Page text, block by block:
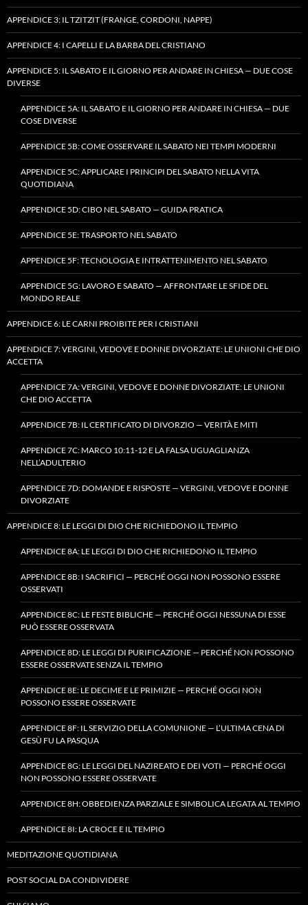
APPENDICE 3: IL TZITZIT (FRANGE, CORDONI, NAPPE)
APPENDICE 4: I CAPELLI E LA BARBA DEL CRISTIANO
APPENDICE 5: IL SABATO E IL GIORNO PER ANDARE IN CHIESA — DUE COSE
DIVERSE
APPENDICE 5A: IL SABATO E IL GIORNO PER ANDARE IN CHIESA — DUE
COSE DIVERSE
APPENDICE 5B: COME OSSERVARE IL SABATO NEI TEMPI MODERNI
APPENDICE 5C: APPLICARE I PRINCIPI DEL SABATO NELLA VITA
QUOTIDIANA
APPENDICE 5D: CIBO NEL SABATO — GUIDA PRATICA
APPENDICE 5E: TRASPORTO NEL SABATO
APPENDICE 5F: TECNOLOGIA E INTRATTENIMENTO NEL SABATO
APPENDICE 5G: LAVORO E SABATO — AFFRONTARE LE SFIDE DEL
MONDO REALE
APPENDICE 6: LE CARNI PROIBITE PER I CRISTIANI
APPENDICE 7: VERGINI, VEDOVE E DONNE DIVORZIATE: LE UNIONI CHE DIO
ACCETTA
APPENDICE 7A: VERGINI, VEDOVE E DONNE DIVORZIATE: LE UNIONI
CHE DIO ACCETTA
APPENDICE 7B: IL CERTIFICATO DI DIVORZIO — VERITÀ E MITI
APPENDICE 7C: MARCO 10:11-12 E LA FALSA UGUAGLIANZA
NELL’ADULTERIO
APPENDICE 7D: DOMANDE E RISPOSTE — VERGINI, VEDOVE E DONNE
DIVORZIATE
APPENDICE 8: LE LEGGI DI DIO CHE RICHIEDONO IL TEMPIO
APPENDICE 8A: LE LEGGI DI DIO CHE RICHIEDONO IL TEMPIO
APPENDICE 8B: I SACRIFICI — PERCHÉ OGGI NON POSSONO ESSERE
OSSERVATI
APPENDICE 8C: LE FESTE BIBLICHE — PERCHÉ OGGI NESSUNA DI ESSE
PUÒ ESSERE OSSERVATA
APPENDICE 8D: LE LEGGI DI PURIFICAZIONE — PERCHÉ NON POSSONO
ESSERE OSSERVATE SENZA IL TEMPIO
APPENDICE 8E: LE DECIME E LE PRIMIZIE — PERCHÉ OGGI NON
POSSONO ESSERE OSSERVATE
APPENDICE 8F: IL SERVIZIO DELLA COMUNIONE — L’ULTIMA CENA DI
GESÙ FU LA PASQUA
APPENDICE 8G: LE LEGGI DEL NAZIREATO E DEI VOTI — PERCHÉ OGGI
NON POSSONO ESSERE OSSERVATE
APPENDICE 8H: OBBEDIENZA PARZIALE E SIMBOLICA LEGATA AL TEMPIO
APPENDICE 8I: LA CROCE E IL TEMPIO
MEDITAZIONE QUOTIDIANA
POST SOCIAL DA CONDIVIDERE